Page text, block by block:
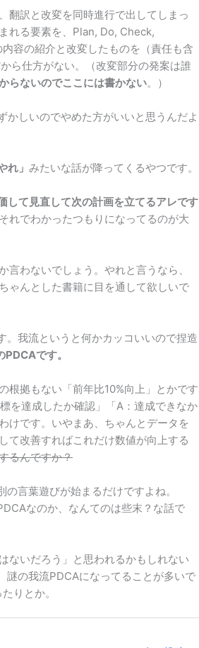
翻訳と改変を同時進行で出してしまっ
れる要素を、Plan, Do, Check,
容の紹介と改変したものを（責任も含
ら仕方がない。（改変部分の発案は誰
らないのでここには書かない。）
かしいのでやめた方がいいと思うんだよ
れ」 みたいな話が降ってくるやつです。
して見直して次の計画を立てるアレです
れでわかったつもりになってるのが大
わないでしょう。やれと言うなら、
ゃんとした書籍に目を通して欲しいで
。我流というと何かカッコいいので捏造
です。
根拠もない「前年比10%向上」とかです
を達成したか確認」「A：達成できなか
けです。いやまあ、ちゃんとデータを
て改善すればこれだけ数値が向上する
るんですか？
言葉遊びが始まるだけですよね。
なのか、なんてのは些末？な話で
ないだろう」と思われるかもしれない
謎の我流PDCAになってることが多いで
りとか。